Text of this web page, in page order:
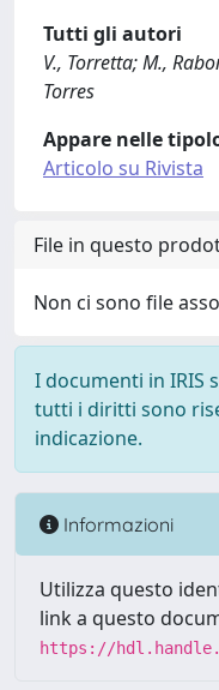
Tutti gli autori
V., Torretta; M.,
Torres
Appare nelle
Articolo su Rivista
File in questo
Non ci sono file
I documenti in IRIS
tutti i diritti sono
indicazione.
Informazioni
Utilizza questo
link a questo
https://